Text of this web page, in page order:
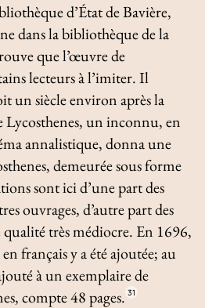
d’État de Bavière,
dans la bibliothèque de la
que l’œuvre de
lecteurs à l’imiter. Il
un siècle environ après la
un inconnu, en
annalistique, donna une
demeurée sous forme
sont ici d’une part des
ouvrages, d’autre part des
qualité très médiocre. En 1696,
français y a été ajoutée; au
à un exemplaire de
compte 48 pages. 31